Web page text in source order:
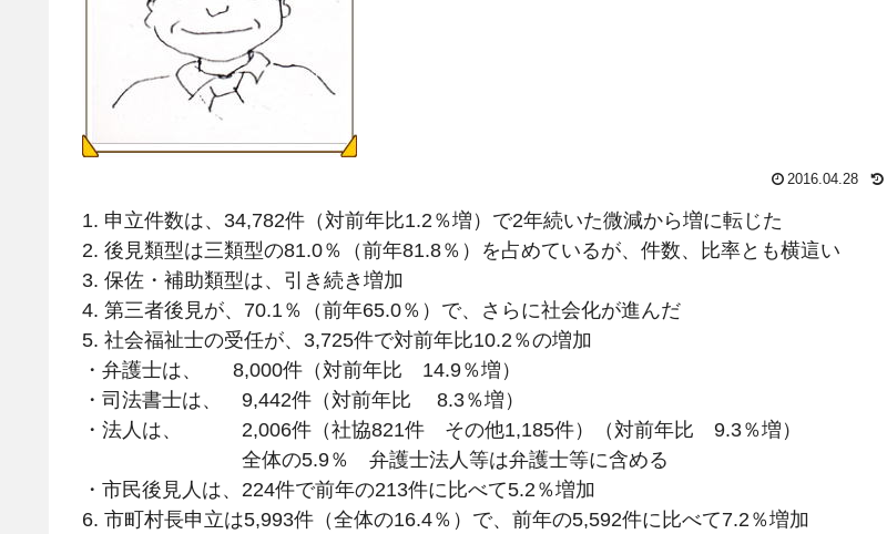
2016.04.28
1. 申立件数は、34,782件（対前年比1.2％増）で2年続いた微減から増に転じた
2. 後見類型は三類型の81.0％（前年81.8％）を占めているが、件数、比率とも横這い
3. 保佐・補助類型は、引き続き増加
4. 第三者後見が、70.1％（前年65.0％）で、さらに社会化が進んだ
5. 社会福祉士の受任が、3,725件で対前年比10.2％の増加
・弁護士は、 8,000件（対前年比 14.9％増）
・司法書士は、 9,442件（対前年比 8.3％増）
・法人は、 2,006件（社協821件 その他1,185件）（対前年比 9.3％増）
全体の5.9％ 弁護士法人等は弁護士等に含める
・市民後見人は、224件で前年の213件に比べて5.2％増加
6. 市町村長申立は5,993件（全体の16.4％）で、前年の5,592件に比べて7.2％増加